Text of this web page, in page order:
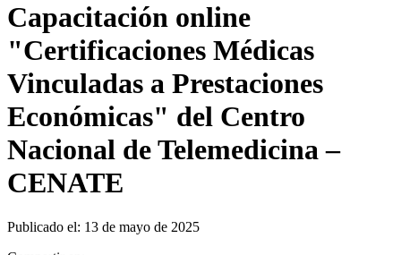
Capacitación online
"Certificaciones Médicas
Vinculadas a Prestaciones
Económicas" del Centro
Nacional de Telemedicina –
CENATE
Publicado el: 13 de mayo de 2025